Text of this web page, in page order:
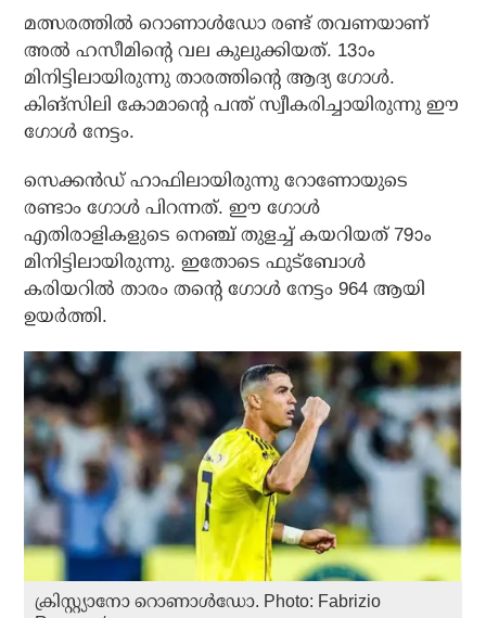
മത്സരത്തില്‍ റൊണാള്‍ഡോ രണ്ട് തവണയാണ്
അല്‍ ഹസീമിന്റെ വല കുലുക്കിയത്. 13ാം
മിനിട്ടിലായിരുന്നു താരത്തിന്റെ ആദ്യ ഗോള്‍.
കിങ്‌സിലി കോമാന്റെ പന്ത് സ്വീകരിച്ചായിരുന്നു ഈ
ഗോള്‍ നേട്ടം.
സെക്കന്‍ഡ് ഹാഫിലായിരുന്നു റോണോയുടെ
രണ്ടാം ഗോള്‍ പിറന്നത്. ഈ ഗോള്‍
എതിരാളികളുടെ നെഞ്ച് തുളച്ച് കയറിയത് 79ാം
മിനിട്ടിലായിരുന്നു. ഇതോടെ ഫുട്‌ബോള്‍
കരിയറില്‍ താരം തന്റെ ഗോള്‍ നേട്ടം 964 ആയി
ഉയര്‍ത്തി.
ക്രിസ്റ്റ്യാനോ റൊണാൾഡോ. Photo: Fabrizio